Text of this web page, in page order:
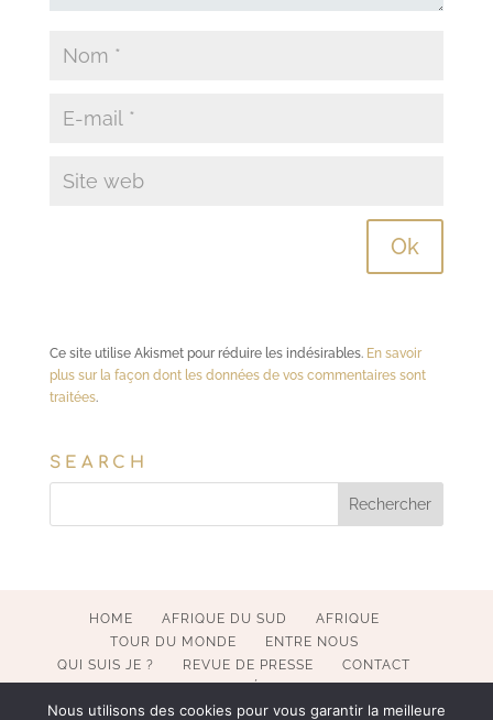
Ce site utilise Akismet pour réduire les indésirables. En savoir
plus sur la façon dont les données de vos commentaires sont
traitées.
SEARCH
HOME AFRIQUE DU SUD
AFRIQUE
TOUR DU MONDE
ENTRE NOUS
QUI SUIS JE ?
REVUE DE PRESSE
CONTACT
Nous utilisons des cookies pour vous garantir la meilleure